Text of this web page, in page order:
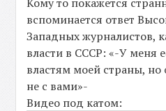
вспоминается ответ
Западных журналистов,
власти в СССР: «-У меня
властям моей страны, но
не с вами»-
Видео под катом: